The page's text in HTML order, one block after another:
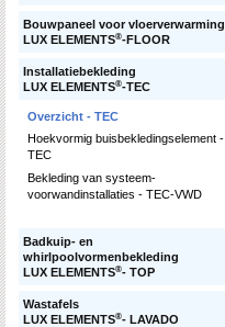
Bouwpaneel voor vloerverwarming
LUX ELEMENTS®-FLOOR
Installatiebekleding
LUX ELEMENTS®-TEC
Overzicht - TEC
Hoekvormig buisbekledingselement -
TEC
Bekleding van systeem-
voorwandinstallaties - TEC-VWD
Badkuip- en
whirlpoolvormenbekleding
LUX ELEMENTS®- TOP
Wastafels
LUX ELEMENTS®- LAVADO